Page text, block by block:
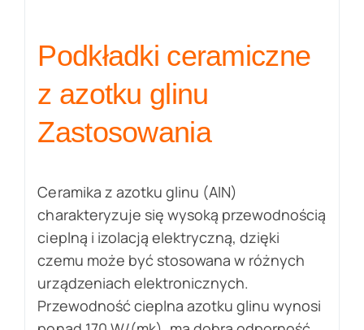
Podkładki ceramiczne
z azotku glinu
Zastosowania
Ceramika z azotku glinu (AlN)
charakteryzuje się wysoką przewodnością
cieplną i izolacją elektryczną, dzięki
czemu może być stosowana w różnych
urządzeniach elektronicznych.
Przewodność cieplna azotku glinu wynosi